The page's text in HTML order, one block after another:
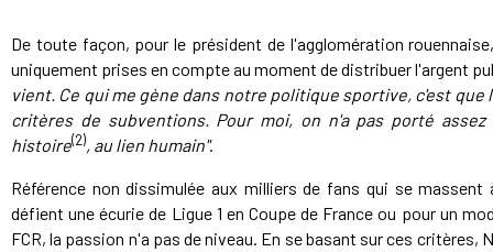
De toute façon, pour le président de l'agglomération
uniquement prises en compte au moment de distribuer l'argent
vient. Ce qui me gène dans notre politique sportive, c'est que
critères de subventions. Pour moi, on n'a pas porté
histoire(2), au lien humain".
Référence non dissimulée aux milliers de fans qui se
défient une écurie de Ligue 1 en Coupe de France ou pour un
FCR, la passion n'a pas de niveau. En se basant sur ces